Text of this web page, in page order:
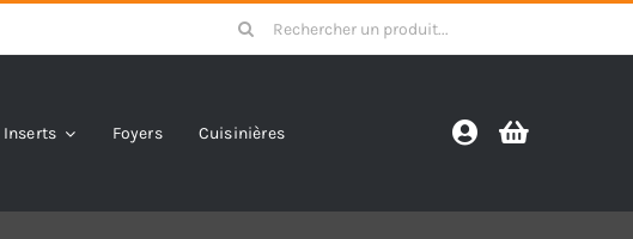
Search
for:
Inserts Foyers Cuisinières